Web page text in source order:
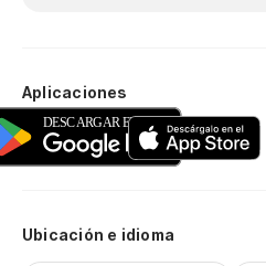
Aplicaciones
Ubicación e idioma